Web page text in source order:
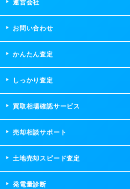
運営会社
お問い合わせ
かんたん査定
しっかり査定
買取相場確認サービス
売却相談サポート
土地売却スピード査定
発電量診断